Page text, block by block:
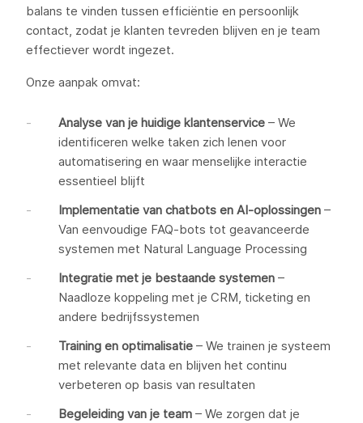
balans te vinden tussen efficiëntie en persoonlijk
contact, zodat je klanten tevreden blijven en je team
effectiever wordt ingezet.
Onze aanpak omvat:
Analyse van je huidige klantenservice – We
identificeren welke taken zich lenen voor
automatisering en waar menselijke interactie
essentieel blijft
Implementatie van chatbots en AI-oplossingen –
Van eenvoudige FAQ-bots tot geavanceerde
systemen met Natural Language Processing
Integratie met je bestaande systemen –
Naadloze koppeling met je CRM, ticketing en
andere bedrijfssystemen
Training en optimalisatie – We trainen je systeem
met relevante data en blijven het continu
verbeteren op basis van resultaten
Begeleiding van je team – We zorgen dat je